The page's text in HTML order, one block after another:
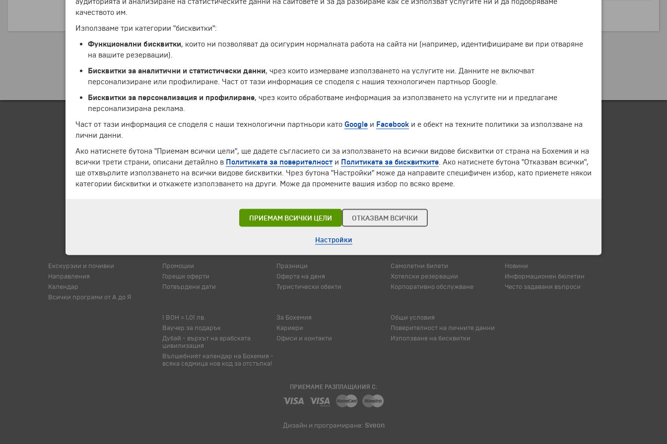
© 1994-2026 Бохемия ООД.Всички права запазени.
Екскурзии и почивки
Направления
Календар
Всички програми от А до Я
Промоции
Горещи оферти
Потвърдени дати
Празници
Оферта на деня
Туристически обекти
Самолетни билети
Хотелски резервации
Корпоративно обслужване
Новини
Информационен бюлетин
Често задавани въпроси
1 BOH = 1,01 лв.
Ваучер за подарък
Дубай - върхът на арабската
цивилизация
Вълшебният календар на Бохемия -
всяка седмица нов код за отстъпка!
За Бохемия
Кариери
Офиси и контакти
Общи условия
Поверителност на личните данни
Използване на бисквитки
ПРИЕМАМЕ РАЗПЛАЩАНИЯ С:
Дизайн и програмиране: Sveon
качеството им.
Използваме три категории "бисквитки":
Функционални бисквитки, които ни позволяват да осигурим нормалната работа на сайта ни (например, идентифицираме ви при отваряне
на вашите резервации).
Бисквитки за аналитични и статистически данни, чрез които измерваме използването на услугите ни. Данните не включват
персонализиране или профилиране. Част от тази информация се споделя с нашия технологичен партньор Google.
Бисквитки за персонализация и профилиране, чрез които обработваме информация за използването на услугите ни и предлагаме
персонализирана реклама.
Част от тази информация се споделя с наши технологични партньори като Google и Facebook и е обект на техните политики за използване на
лични данни.
Ако натиснете бутона "Приемам всички цели", ще дадете съгласието си за използването на всички видове бисквитки от страна на Бохемия и на
всички трети страни, описани детайлно в Политиката за поверителност и Политиката за бисквитките . Ако натиснете бутона "Отказвам всички",
ще отхвърлите използването на всички видове бисквитки. Чрез бутона "Настройки" може да направите специфичен избор, като приемете някои
категории бисквитки и откажете използването на други. Може да промените вашия избор по всяко време.
ПРИЕМАМ ВСИЧКИ ЦЕЛИ ОТКАЗВАМ ВСИЧКИ
Настройки